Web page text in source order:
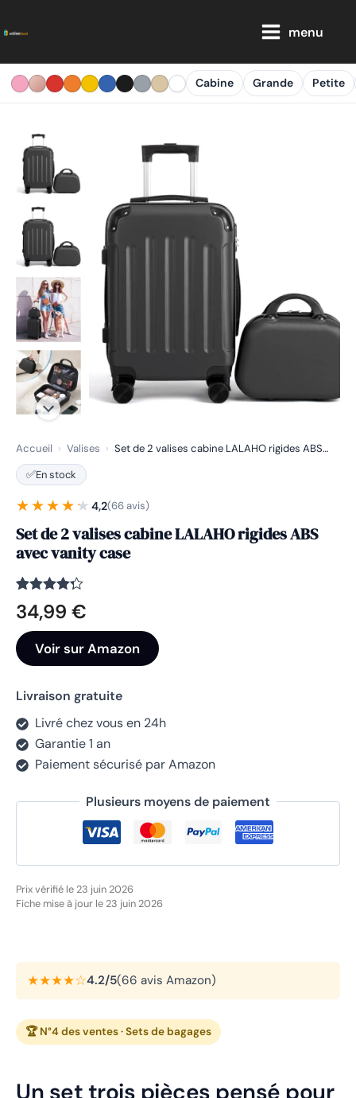
au
menu
Cabine Grande Petite
Accueil › Valises › Set de 2 valises cabine LALAHO rigides ABS…
✅En stock
★★★★★
★★★★★ 4,2(66 avis)
Set de 2 valises cabine LALAHO rigides ABS
avec vanity case
Noté
4.2
sur 5
sur
66
notations
client
34,99 €
Voir sur Amazon
Livraison gratuite
Livré chez vous en 24h
Garantie 1 an
Paiement sécurisé par Amazon
Plusieurs moyens de paiement
Prix vérifié le 23 juin 2026
Fiche mise à jour le 23 juin 2026
★★★★☆4.2/5(66 avis Amazon)
🏆 N°4 des ventes · Sets de bagages